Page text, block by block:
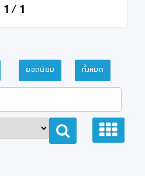
1 / 1
ยอดนิยม ทั้งหมด